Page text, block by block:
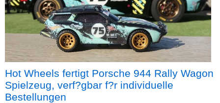
Hot Wheels fertigt Porsche 944 Rally Wagon
Spielzeug, verf?gbar f?r individuelle
Bestellungen